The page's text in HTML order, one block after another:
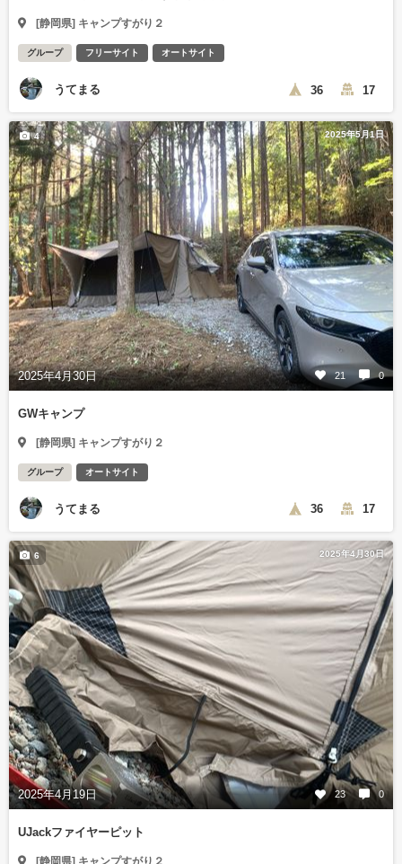
[静岡県] キャンプすがり２
グループ フリーサイト オートサイト
うてまる 36 17
2025年5月1日
2025年4月30日 21 0
4
GWキャンプ
[静岡県] キャンプすがり２
グループ オートサイト
うてまる 36 17
2025年4月30日
2025年4月19日 23 0
6
UJackファイヤーピット